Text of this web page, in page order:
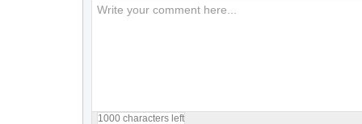
1000 characters left